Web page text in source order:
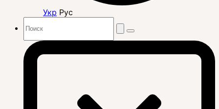
Укр Рус